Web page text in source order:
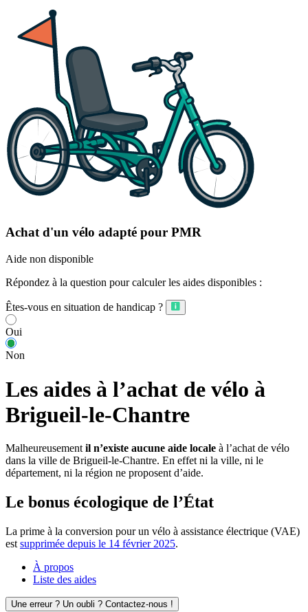
Achat d'un vélo adapté pour PMR
Aide non disponible
Répondez à la question pour calculer les aides disponibles :
Êtes-vous en situation de handicap ?
Oui
Non
Les aides à l’achat de vélo à
Brigueil-le-Chantre
Malheureusement il n’existe aucune aide locale à l’achat de vélo
dans la ville de Brigueil-le-Chantre. En effet ni la ville, ni le
département, ni la région ne proposent d’aide.
Le bonus écologique de l’État
La prime à la conversion pour un vélo à assistance électrique (VAE)
est supprimée depuis le 14 février 2025.
À propos
Liste des aides
Une erreur ? Un oubli ? Contactez-nous !